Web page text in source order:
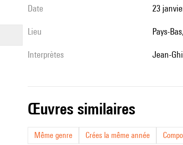
date 23
lieu Pays-
interprètes Jean-
œuvres similaires
Même genre Crées la même année